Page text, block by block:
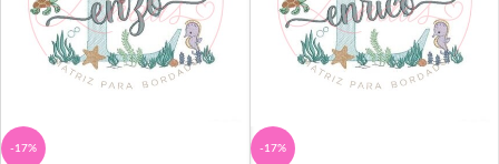
-17% -17%